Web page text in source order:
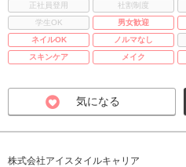
正社員登用 社割制度
学生OK
男女歓迎
ネイルOK
ノルマなし
スキンケア
メイク
気になる
株式会社アイスタイルキャリア